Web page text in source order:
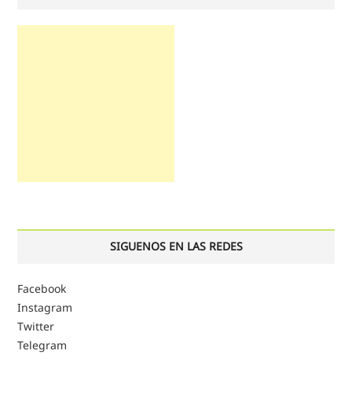
SIGUENOS EN LAS REDES
Facebook
Instagram
Twitter
Telegram